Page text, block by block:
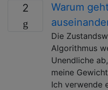
2
Warum
Die
Algorithmus
Unendliche
meine
Ich verwende